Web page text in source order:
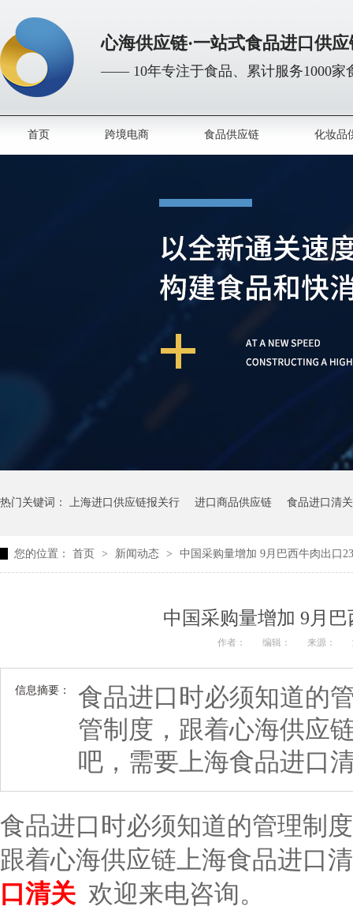
心海供应链·一站式食品进口供
—— 10年专注于食品、累计服务1000
首页 跨境电商 食品供应链 化妆品
热门关键词： 上海进口供应链报关行 进口商品供应链 食品进口清
您的位置： 首页 > 新闻动态 > 中国采购量增加 9月巴西牛肉出口
中国采购量增加 9月
作者： 编辑： 来源：
信息摘要：
食品进口时必须知道的
管制度，跟着心海供应
吧，需要上海食品进口
食品进口时必须知道的管理制
跟着心海供应链上海食品进口
口清关 欢迎来电咨询。